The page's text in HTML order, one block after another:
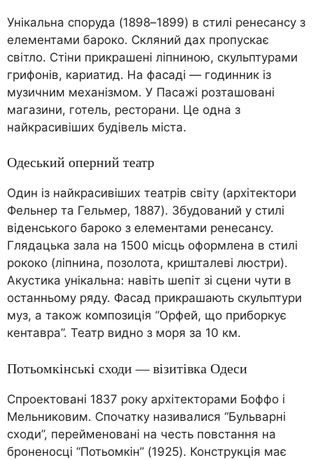
Унікальна споруда (1898–1899) в стилі ренесансу з
елементами бароко. Скляний дах пропускає
світло. Стіни прикрашені ліпниною, скульптурами
грифонів, кариатид. На фасаді — годинник із
музичним механізмом. У Пасажі розташовані
магазини, готель, ресторани. Це одна з
найкрасивіших будівель міста.
Одеський оперний театр
Один із найкрасивіших театрів світу (архітектори
Фельнер та Гельмер, 1887). Збудований у стилі
віденського бароко з елементами ренесансу.
Глядацька зала на 1500 місць оформлена в стилі
рококо (ліпнина, позолота, кришталеві люстри).
Акустика унікальна: навіть шепіт зі сцени чути в
останньому ряду. Фасад прикрашають скульптури
муз, а також композиція “Орфей, що приборкує
кентавра”. Театр видно з моря за 10 км.
Потьомкінські сходи — візитівка Одеси
Спроектовані 1837 року архітекторами Боффо і
Мельниковим. Спочатку називалися “Бульварні
сходи”, перейменовані на честь повстання на
броненосці “Потьомкін” (1925). Конструкція має